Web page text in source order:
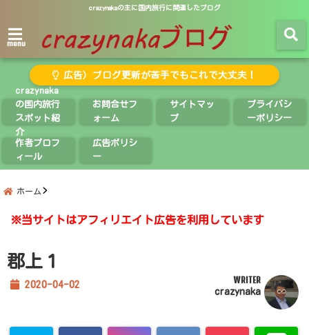
crazynakaの主に国内旅行に関連したブログ
menu
広告）ブログ更新が苦手でもこれで大丈夫！
crazynaka
の国内旅行
スポット紹
介
お問合せフ
ォーム
サイトマッ
プ
プライバシ
ーポリシー
作者プロフ
ィール
広告ポリシ
ー
ホーム
※当サイトはアフィリエイト広告を利用しています
郡上１
2020-04-02
WRITER
crazynaka